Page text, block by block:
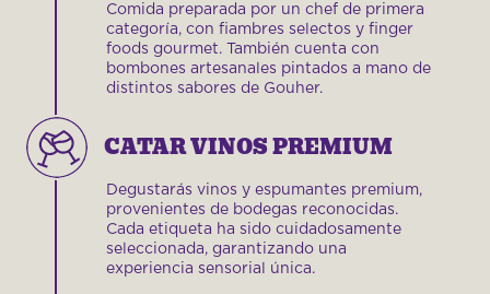
Comida preparada por un chef de primera
categoría, con fiambres selectos y finger
foods gourmet. También cuenta con
bombones artesanales pintados a mano de
distintos sabores de Gouher.
CATAR VINOS PREMIUM
Degustarás vinos y espumantes premium,
provenientes de bodegas reconocidas.
Cada etiqueta ha sido cuidadosamente
seleccionada, garantizando una
experiencia sensorial única.